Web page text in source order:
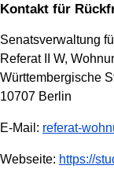
Kontakt für
Senatsverwaltung
Referat II W,
Württembergische
10707 Berlin
E-Mail: referat-
Webseite: https://